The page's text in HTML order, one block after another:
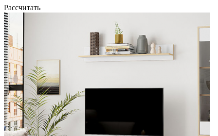
Рассчитать